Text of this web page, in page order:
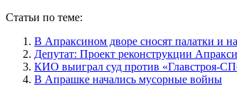
Статьи по теме:
В Апраксином дворе сносят палатки и
Депутат: Проект реконструкции
КИО выиграл суд против «Главстроя-
В Апрашке начались мусорные войны